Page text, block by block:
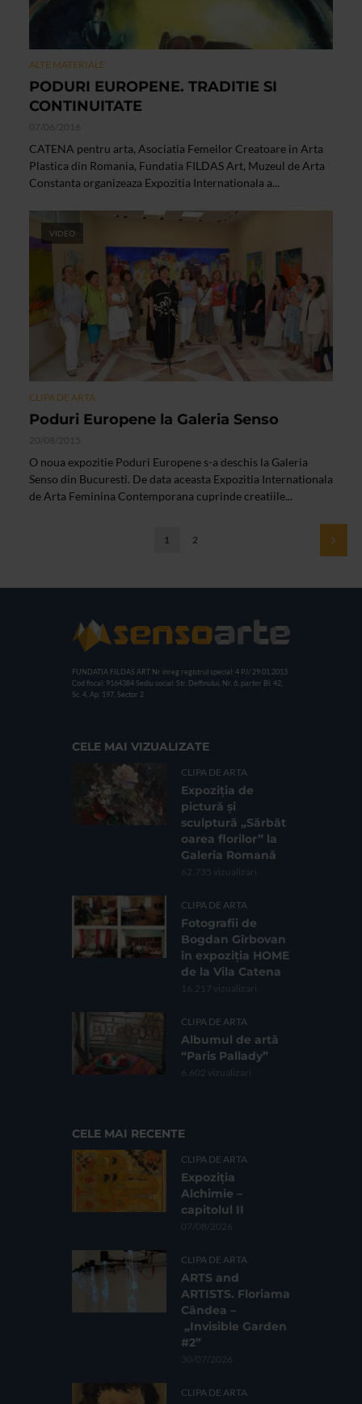
ALTE MATERIALE
PODURI EUROPENE. TRADITIE SI
CONTINUITATE
07/06/2016
CATENA pentru arta, Asociatia Femeilor Creatoare in Arta
Plastica din Romania, Fundatia FILDAS Art, Muzeul de Arta
Constanta organizeaza Expozitia Internationala a...
VIDEO
CLIPA DE ARTA
Poduri Europene la Galeria Senso
20/08/2015
O noua expozitie Poduri Europene s-a deschis la Galeria
Senso din Bucuresti. De data aceasta Expozitia Internationala
de Arta Feminina Contemporana cuprinde creatiile...
1 2
FUNDATIA FILDAS ART Nr inreg registrul special: 4 PJ/ 29.01.2013
Cod fiscal: 9164384 Sediu social: Str. Delfinului, Nr. 6, parter Bl. 42,
Sc. 4, Ap. 197, Sector 2
CELE MAI VIZUALIZATE
CLIPA DE ARTA
Expoziția de
pictură și
sculptură „Sărbăt
oarea florilor” la
Galeria Romană
62.735 vizualizari
CLIPA DE ARTA
Fotografii de
Bogdan Gîrbovan
în expoziția HOME
de la Vila Catena
16.217 vizualizari
CLIPA DE ARTA
Albumul de artă
“Paris Pallady”
6.602 vizualizari
CELE MAI RECENTE
CLIPA DE ARTA
Expoziția
Alchimie –
capitolul II
07/08/2026
CLIPA DE ARTA
ARTS and
ARTISTS. Floriama
Cândea –
„Invisible Garden
#2”
30/07/2026
CLIPA DE ARTA